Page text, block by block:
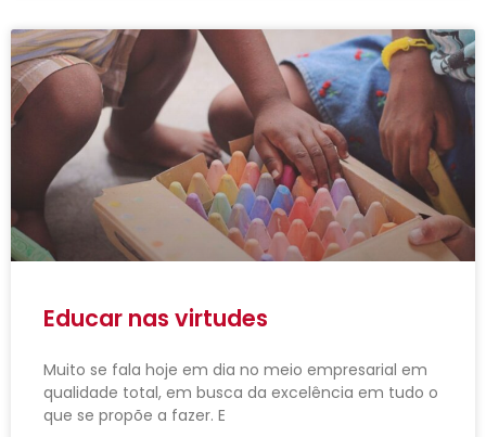
Educar nas virtudes
Muito se fala hoje em dia no meio empresarial em
qualidade total, em busca da excelência em tudo o
que se propõe a fazer. E